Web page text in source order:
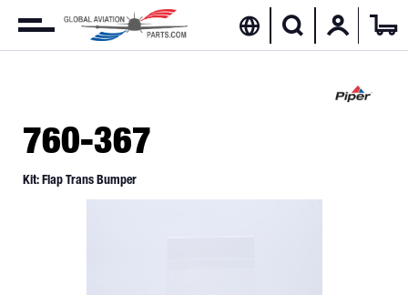
760-367
Kit: Flap Trans Bumper